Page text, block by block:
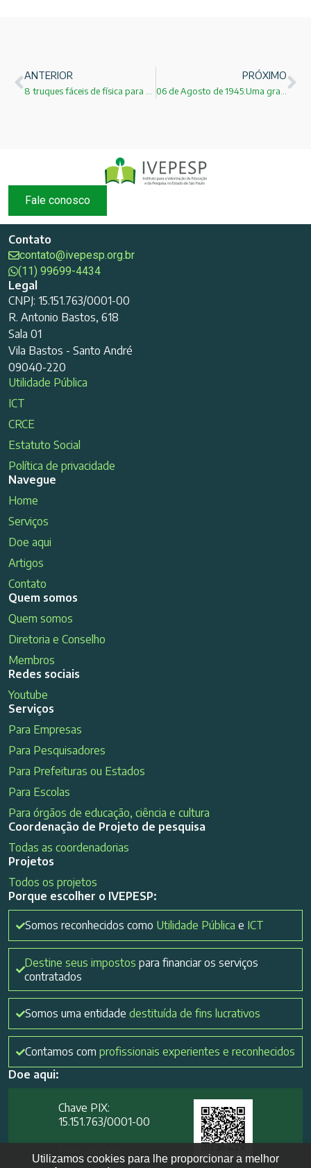
ANTERIOR PRÓXIMO
Fale conosco
Contato
contato@ivepesp.org.br
(11) 99699-4434
Legal
CNPJ: 15.151.763/0001-00
R. Antonio Bastos, 618
Sala 01
Vila Bastos - Santo André
09040-220
Utilidade Pública
ICT
CRCE
Estatuto Social
Política de privacidade
Navegue
Home
Serviços
Doe aqui
Artigos
Contato
Quem somos
Quem somos
Diretoria e Conselho
Membros
Redes sociais
Youtube
Serviços
Para Empresas
Para Pesquisadores
Para Prefeituras ou Estados
Para Escolas
Para órgãos de educação, ciência e cultura
Coordenação de Projeto de pesquisa
Todas as coordenadorias
Projetos
Todos os projetos
Porque escolher o IVEPESP:
Somos reconhecidos como Utilidade Pública e ICT
Destine seus impostos para financiar os serviços
contratados
Somos uma entidade destituída de fins lucrativos
Contamos com profissionais experientes e reconhecidos
Doe aqui:
Chave PIX:
15.151.763/0001-00​
Utilizamos cookies para lhe proporcionar a melhor